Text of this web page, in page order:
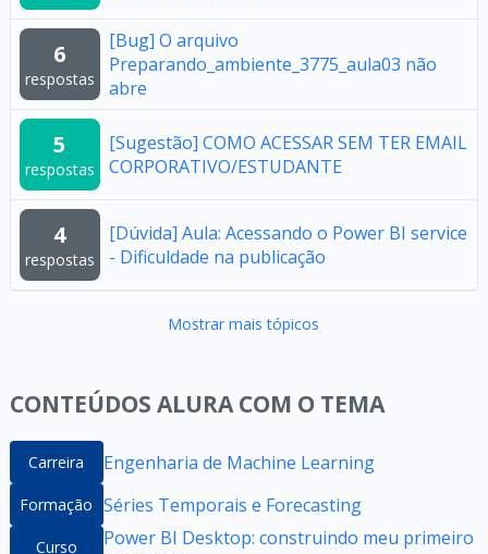
6
respostas
[Bug] O arquivo
Preparando_ambiente_3775_aula03 não
abre
5
respostas
[Sugestão] COMO ACESSAR SEM TER EMAIL
CORPORATIVO/ESTUDANTE
4
respostas
[Dúvida] Aula: Acessando o Power BI service
- Dificuldade na publicação
Mostrar mais tópicos
CONTEÚDOS ALURA COM O TEMA
Carreira Engenharia de Machine Learning
Formação Séries Temporais e Forecasting
Curso
Power BI Desktop: construindo meu primeiro